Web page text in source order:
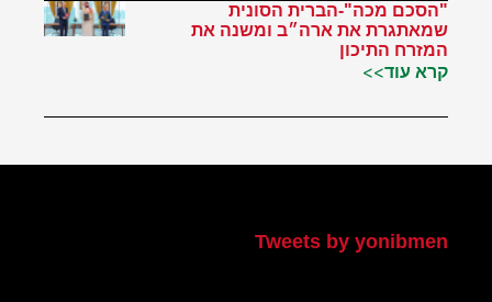
"הסכם מכה"-הברית הסונית
שמאתגרת את ארה״ב ומשנה את
המזרח התיכון
קרא עוד>>
Tweets by yonibmen